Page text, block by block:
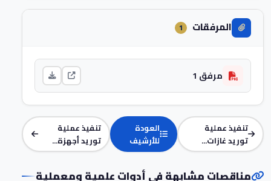
المرفقات 1
مرفق 1
تنفيذ عملية
توريد غازات...
العودة
للأرشيف
تنفيذ عملية
توريد أجهزة...
مناقصات مشابهة في أدوات علمية ومعملية